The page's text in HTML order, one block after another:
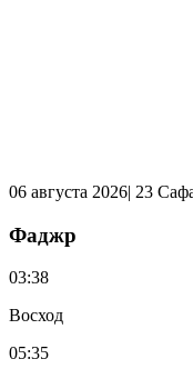
06 августа 2026| 23
Фаджр
03:38
Восход
05:35